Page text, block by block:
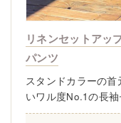
リネンセットアッ
パンツ
スタンドカラーの
いワル度No.1の長